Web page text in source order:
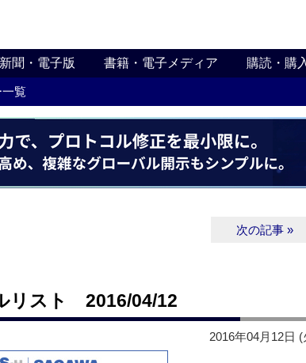
新聞・電子版 書籍・電子メディア 購読・購
覧
次の記事 »
リスト 2016/04/12
2016年04月12日 (